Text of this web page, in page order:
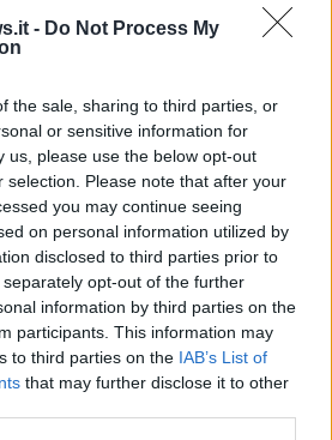
- Do Not Process My
the sale, sharing to third parties, or
or sensitive information for
us, please use the below opt-out
selection. Please note that after your
you may continue seeing
on personal information utilized by
disclosed to third parties prior to
opt-out of the further
information by third parties on the
participants. This information may
to third parties on the IAB’s List of
that may further disclose it to other
alla Rai è ormai di casa: dopo essersi
al quiz show
di ieri e di oggi.
a Recco, in provincia di Genova. E'
il campione toscano si è confrontato
manche finale del quiz
, senza però riuscire ad indovinare la
tv a L'eredità, sempre in qualità di